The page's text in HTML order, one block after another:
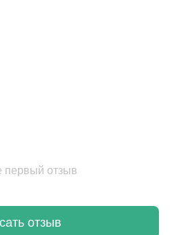
первый отзыв
отзыв